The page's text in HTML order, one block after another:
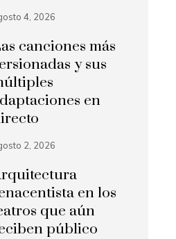
4, 2026
canciones más
y sus
en
2, 2026
en los
que aún
público